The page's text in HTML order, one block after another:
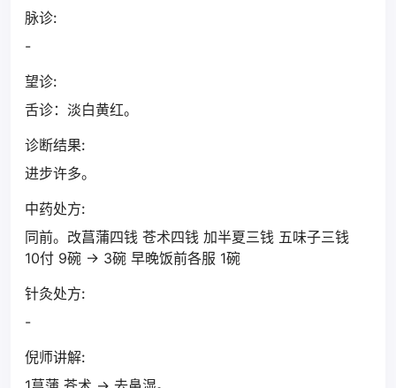
脉诊:
-
望诊:
舌诊：淡白黄红。
诊断结果:
进步许多。
中药处方:
同前。改菖蒲四钱 苍术四钱 加半夏三钱 五味子三钱
10付 9碗 → 3碗 早晚饭前各服 1碗
针灸处方:
-
倪师讲解: